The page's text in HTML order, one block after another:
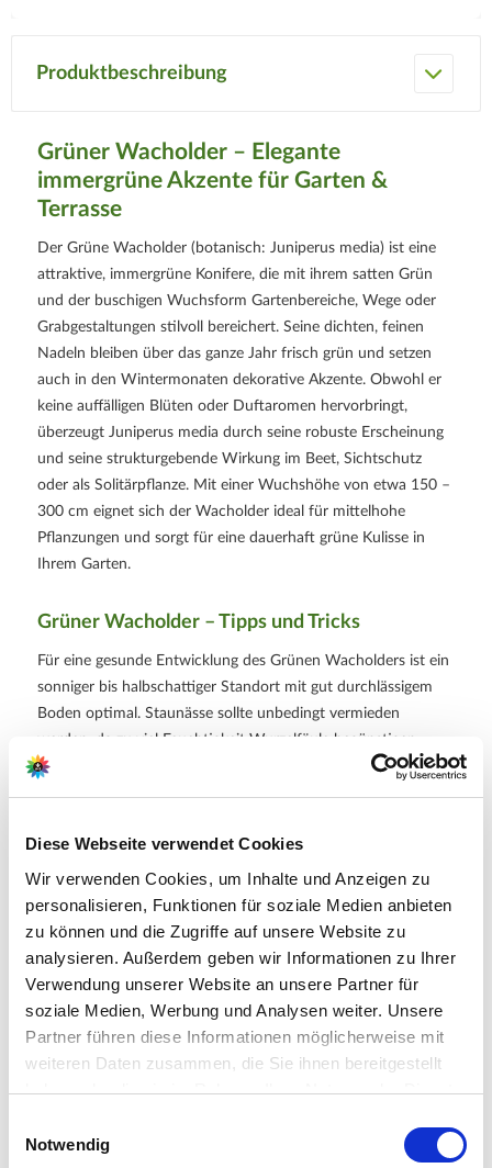
Diese Webseite verwendet Cookies
Wir verwenden Cookies, um Inhalte und Anzeigen zu
personalisieren, Funktionen für soziale Medien anbieten
zu können und die Zugriffe auf unsere Website zu
analysieren. Außerdem geben wir Informationen zu Ihrer
Verwendung unserer Website an unsere Partner für
soziale Medien, Werbung und Analysen weiter. Unsere
Partner führen diese Informationen möglicherweise mit
weiteren Daten zusammen, die Sie ihnen bereitgestellt
haben oder die sie im Rahmen Ihrer Nutzung der Dienste
betätigen Sie anschließend den "OK"-Button:
Notwendig
Produktbeschreibung
Grüner Wacholder – Elegante
immergrüne Akzente für Garten &
Terrasse
Der Grüne Wacholder (botanisch: Juniperus media) ist eine
attraktive, immergrüne Konifere, die mit ihrem satten Grün
und der buschigen Wuchsform Gartenbereiche, Wege oder
Grabgestaltungen stilvoll bereichert. Seine dichten, feinen
Nadeln bleiben über das ganze Jahr frisch grün und setzen
auch in den Wintermonaten dekorative Akzente. Obwohl er
keine auffälligen Blüten oder Duftaromen hervorbringt,
überzeugt Juniperus media durch seine robuste Erscheinung
und seine strukturgebende Wirkung im Beet, Sichtschutz
oder als Solitärpflanze. Mit einer Wuchshöhe von etwa 150 –
300 cm eignet sich der Wacholder ideal für mittelhohe
Pflanzungen und sorgt für eine dauerhaft grüne Kulisse in
Ihrem Garten.
Grüner Wacholder – Tipps und Tricks
Für eine gesunde Entwicklung des Grünen Wacholders ist ein
sonniger bis halbschattiger Standort mit gut durchlässigem
Boden optimal. Staunässe sollte unbedingt vermieden
werden, da zu viel Feuchtigkeit Wurzelfäule begünstigen
kann. Die Pflanze hat einen mittleren Wasserbedarf, daher
Juniperus media im Allgemeinen keinen Rückschnitt erfordert,
können Sie bei Bedarf im Frühjahr oder Herbst durch
gezielten Schnitt die gewünschte Form und Dichte fördern.
Eine schwache Düngergabe im Frühjahr unterstützt das
Wachstum, ansonsten kommt der Wacholder auch mit eher
magerem Boden gut zurecht.
Weitere Informationen
Immergrüne, mehrjährige Konifere mit buschiger
Lieferumfang je Verpackungseinheit (VE): 1 Pflanze